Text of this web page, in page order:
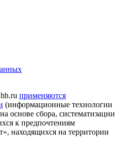
применяются
(информационные технологии
основе сбора, систематизации
к предпочтениям
находящихся на территории